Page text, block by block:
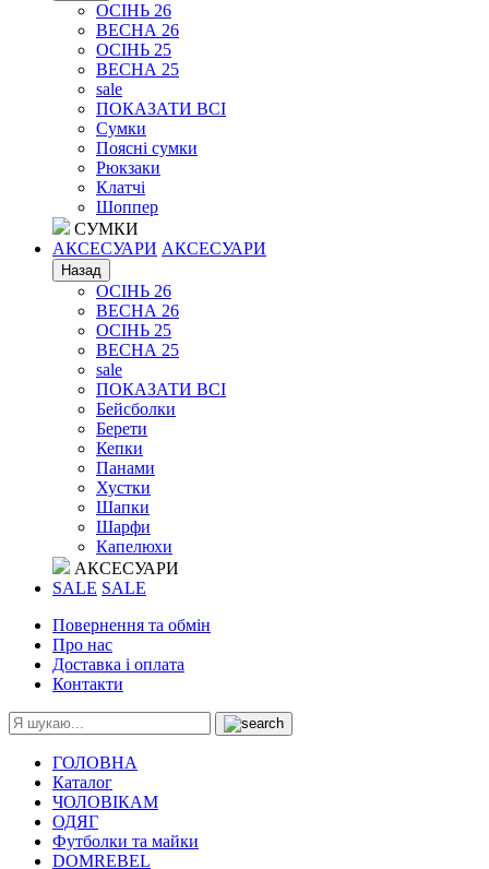
ОСІНЬ 26
ВЕСНА 26
ОСІНЬ 25
ВЕСНА 25
sale
ПОКАЗАТИ ВСІ
Сумки
Поясні сумки
Рюкзаки
Клатчі
Шоппер
СУМКИ
АКСЕСУАРИ АКСЕСУАРИ
Назад
ОСІНЬ 26
ВЕСНА 26
ОСІНЬ 25
ВЕСНА 25
sale
ПОКАЗАТИ ВСІ
Бейсболки
Берети
Кепки
Панами
Хустки
Шапки
Шарфи
Капелюхи
АКСЕСУАРИ
SALE SALE
Повернення та обмін
Про нас
Доставка і оплата
Контакти
ГОЛОВНА
Каталог
ЧОЛОВІКАМ
ОДЯГ
Футболки та майки
DOMREBEL